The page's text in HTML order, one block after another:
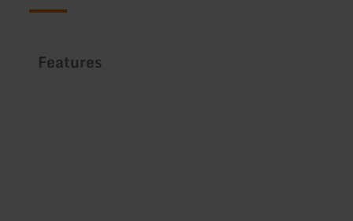
Features